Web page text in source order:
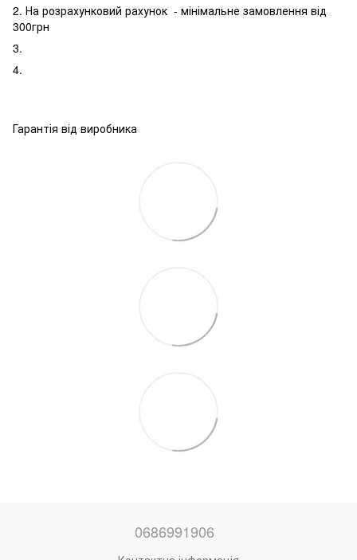
2. На розрахунковий рахунок - мінімальне замовлення від
300грн
3.
4.
Гарантія від виробника
0686991906